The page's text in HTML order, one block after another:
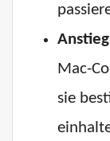
Mac-
sie